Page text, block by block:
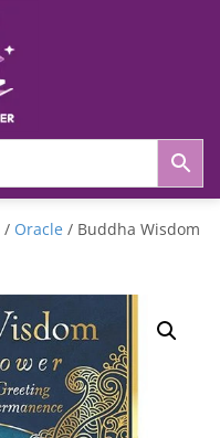
/ Oracle / Buddha Wisdom